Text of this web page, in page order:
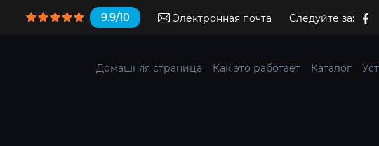
9.9/10 Электронная почта Следуйте за:
Домашняя страница Как это работает Каталог